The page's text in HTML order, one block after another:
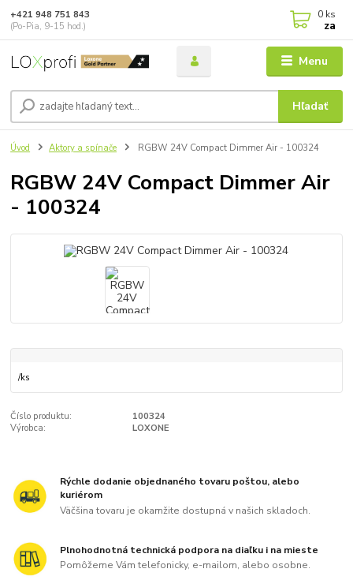
Menu
Hľadať
+421 948 751 843
(Po-Pia, 9-15 hod.)
0 ks
za
Úvod Aktory a spínače RGBW 24V Compact Dimmer Air - 100324
RGBW 24V Compact Dimmer Air
- 100324
/ks
Číslo produktu:
100324
Výrobca:
LOXONE
Rýchle dodanie objednaného tovaru poštou, alebo
kuriérom
Väčšina tovaru je okamžite dostupná v našich skladoch.
Plnohodnotná technická podpora na diaľku i na mieste
Pomôžeme Vám telefonicky, e-mailom, alebo osobne.